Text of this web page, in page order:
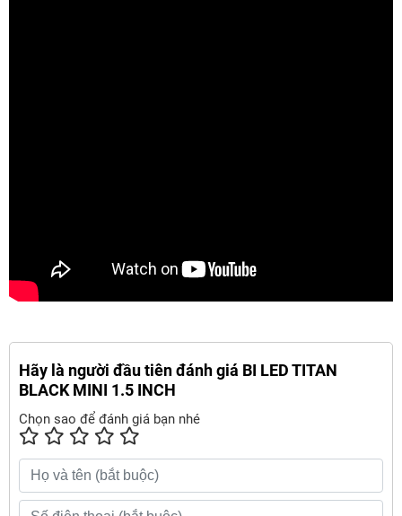
Hãy là người đầu tiên đánh giá BI LED TITAN
BLACK MINI 1.5 INCH
Chọn sao để đánh giá bạn nhé